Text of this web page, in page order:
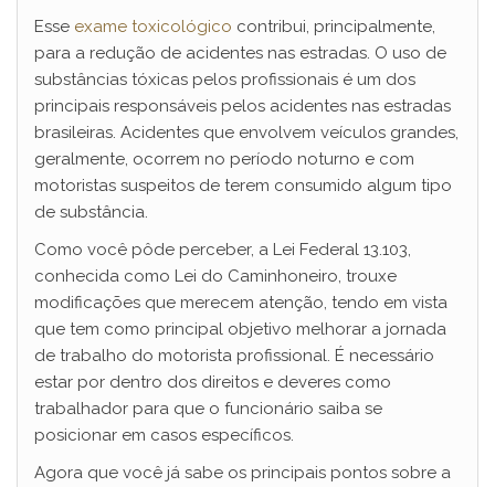
Esse exame toxicológico contribui, principalmente,
para a redução de acidentes nas estradas. O uso de
substâncias tóxicas pelos profissionais é um dos
principais responsáveis pelos acidentes nas estradas
brasileiras. Acidentes que envolvem veículos grandes,
geralmente, ocorrem no período noturno e com
motoristas suspeitos de terem consumido algum tipo
de substância.
Como você pôde perceber, a Lei Federal 13.103,
conhecida como Lei do Caminhoneiro, trouxe
modificações que merecem atenção, tendo em vista
que tem como principal objetivo melhorar a jornada
de trabalho do motorista profissional. É necessário
estar por dentro dos direitos e deveres como
trabalhador para que o funcionário saiba se
posicionar em casos específicos.
Agora que você já sabe os principais pontos sobre a